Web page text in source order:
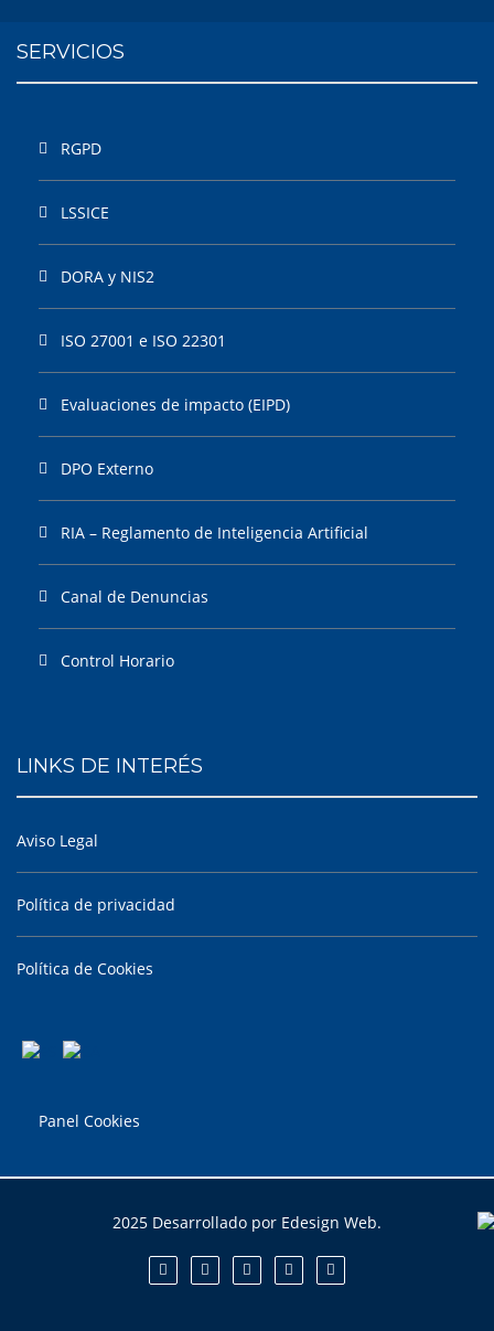
SERVICIOS
RGPD
LSSICE
DORA y NIS2
ISO 27001 e ISO 22301
Evaluaciones de impacto (EIPD)
DPO Externo
RIA – Reglamento de Inteligencia Artificial
Canal de Denuncias
Control Horario
LINKS DE INTERÉS
Aviso Legal
Política de privacidad
Política de Cookies
Panel Cookies
2025 Desarrollado por Edesign Web.